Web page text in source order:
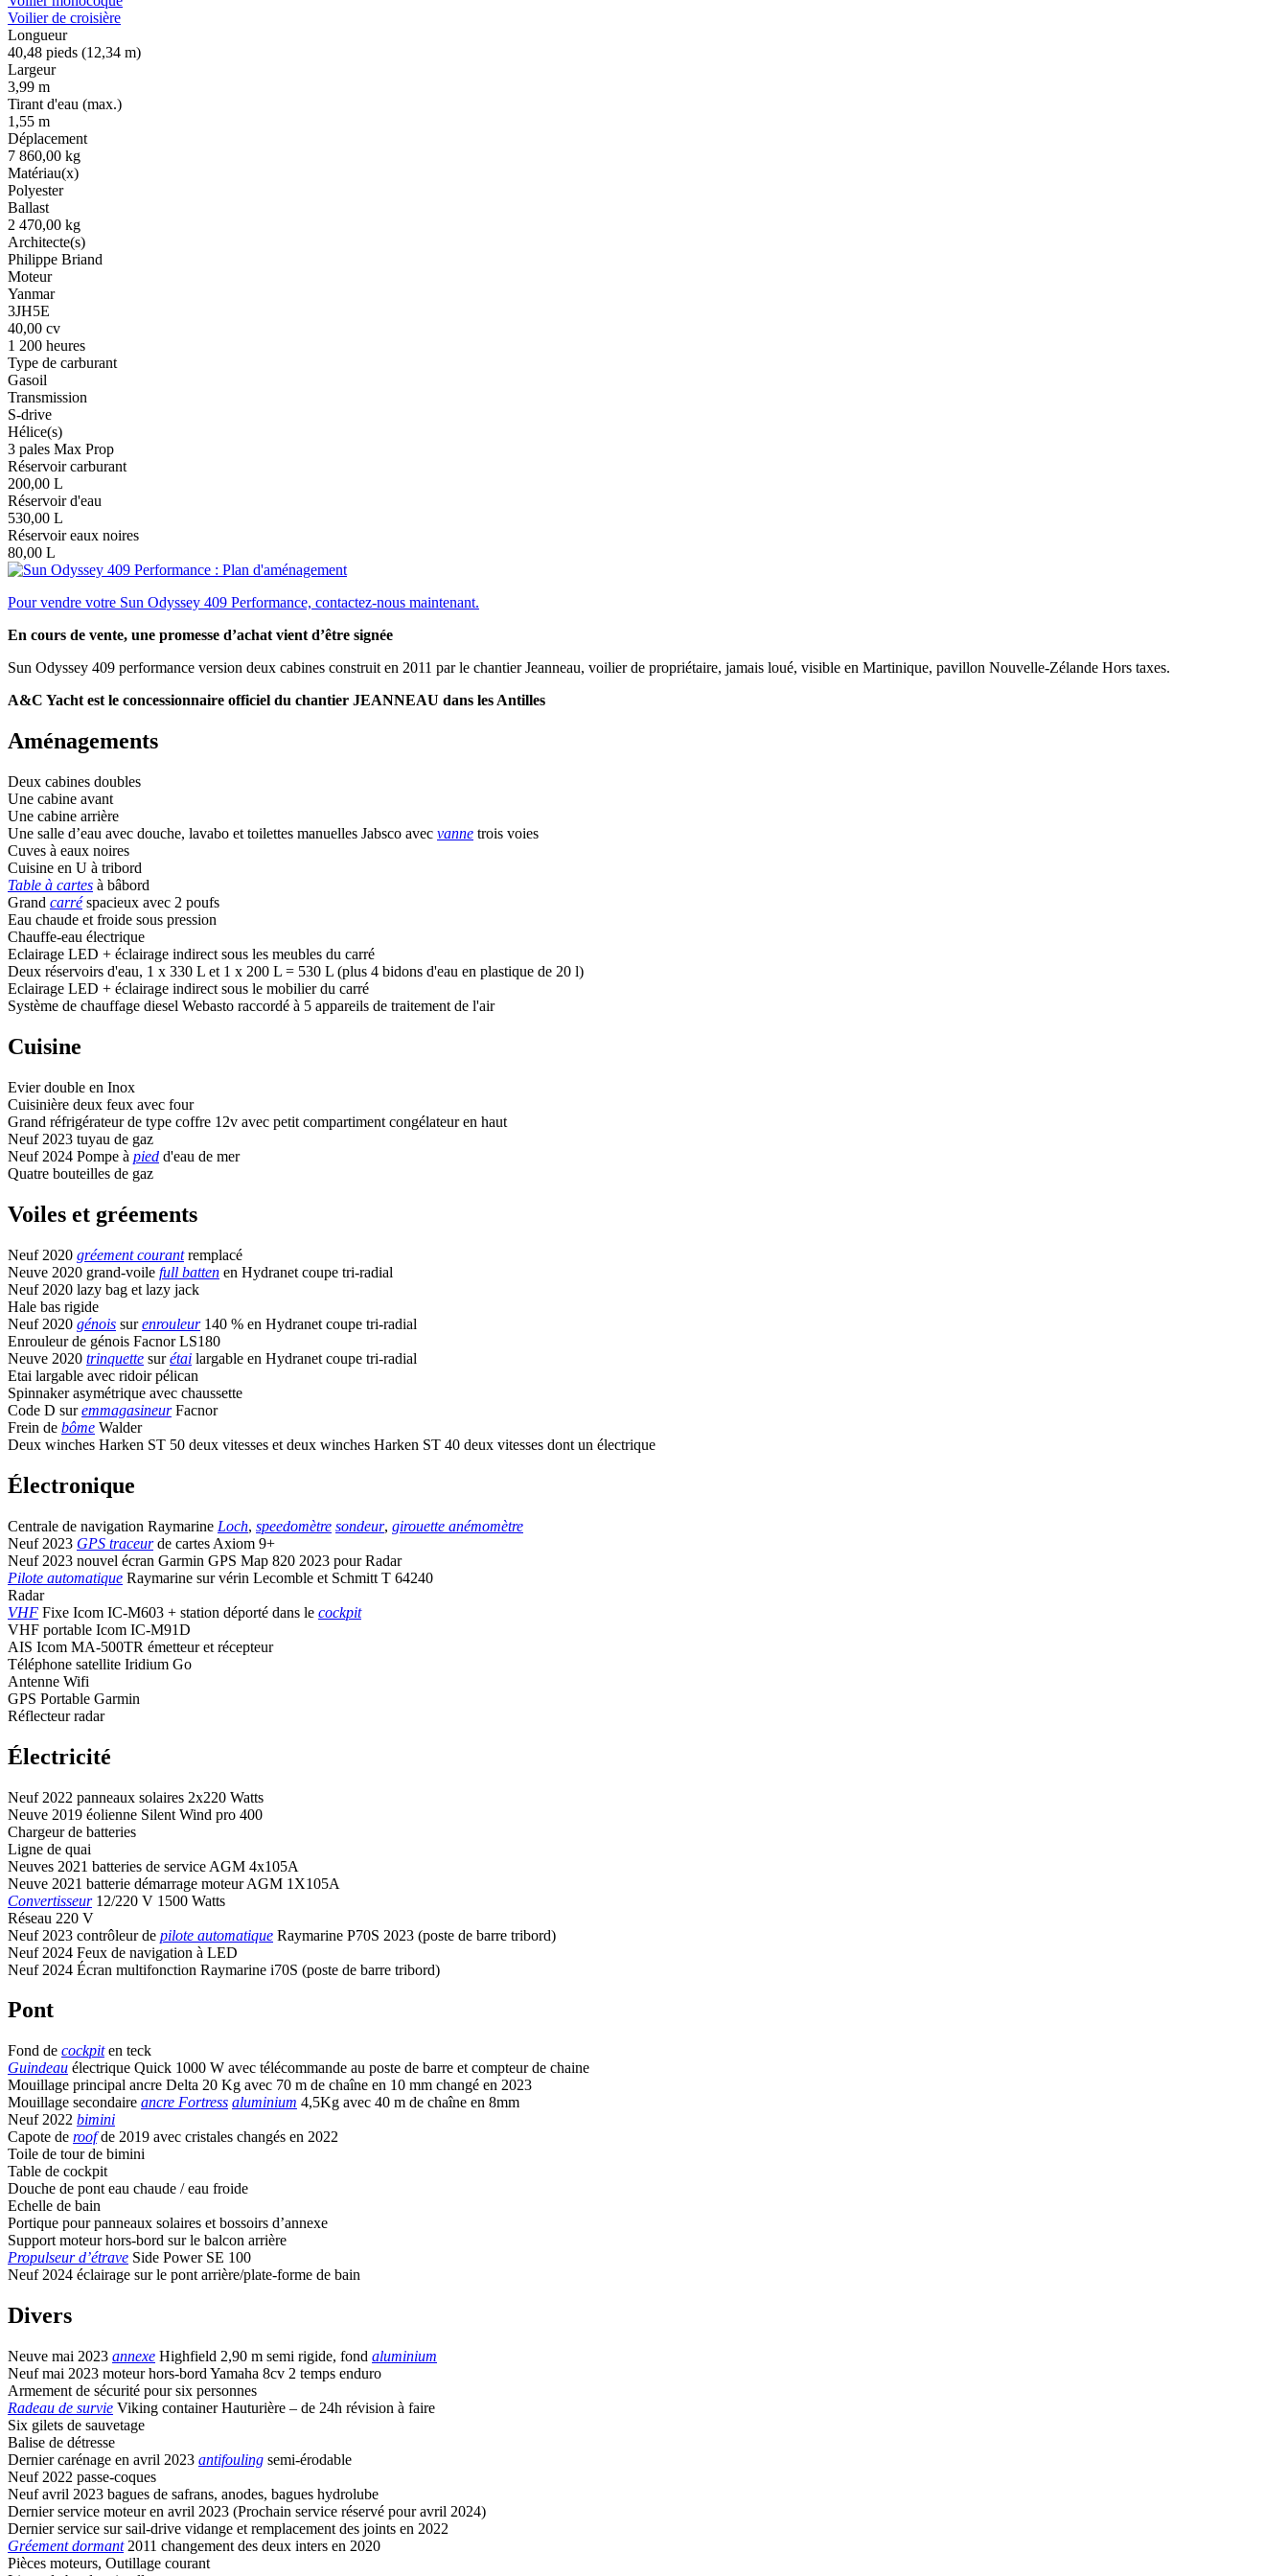
Voilier de croisière
Longueur
40,48 pieds (12,34 m)
Largeur
3,99 m
Tirant d'eau (max.)
1,55 m
Déplacement
7 860,00 kg
Matériau(x)
Polyester
Ballast
2 470,00 kg
Architecte(s)
Philippe Briand
Moteur
Yanmar
3JH5E
40,00 cv
1 200 heures
Type de carburant
Gasoil
Transmission
S-drive
Hélice(s)
3 pales Max Prop
Réservoir carburant
200,00 L
Réservoir d'eau
530,00 L
Réservoir eaux noires
80,00 L
Pour vendre votre Sun Odyssey 409 Performance, contactez-nous maintenant.
En cours de vente, une promesse d’achat vient d’être signée
Sun Odyssey 409 performance version deux cabines construit en 2011 par le chantier Jeanneau, voilier de propriétaire, jamais loué, visible en Martinique, pavillon Nouvelle-Zélande Hors taxes.
A&C Yacht est le concessionnaire officiel du chantier JEANNEAU dans les Antilles
Aménagements
Deux cabines doubles
Une cabine avant
Une cabine arrière
Une salle d’eau avec douche, lavabo et toilettes manuelles Jabsco avec vanne trois voies
Cuves à eaux noires
Cuisine en U à tribord
Table à cartes à bâbord
Grand carréspacieux avec 2 poufs
Eau chaude et froide sous pression
Chauffe-eau électrique
Eclairage LED + éclairage indirect sous les meubles du carré
Deux réservoirs d'eau, 1 x 330 L et 1 x 200 L = 530 L (plus 4 bidons d'eau en plastique de 20 l)
Eclairage LED + éclairage indirect sous le mobilier du carré
Système de chauffage diesel Webasto raccordé à 5 appareils de traitement de l'air
Cuisine
Evier double en Inox
Cuisinière deux feux avec four
Grand réfrigérateur de type coffre 12v avec petit compartiment congélateur en haut
Neuf 2023 tuyau de gaz
Neuf 2024 Pompe à pied d'eau de mer
Quatre bouteilles de gaz
Voiles et gréements
Neuf 2020 gréement courantremplacé
Neuve 2020 grand-voile full batten en Hydranet coupe tri-radial
Neuf 2020 lazy bag et lazy jack
Hale bas rigide
Neuf 2020 génois surenrouleur140 % en Hydranet coupe tri-radial
Enrouleur de génois Facnor LS180
Neuve 2020 trinquette surétai largable en Hydranet coupe tri-radial
Etai largable avec ridoir pélican
Spinnaker asymétrique avec chaussette
Code D suremmagasineurFacnor
Frein de bôme Walder
Deux winches Harken ST 50 deux vitesses et deux winches Harken ST 40 deux vitesses dont un électrique
Électronique
Centrale de navigation Raymarine Loch, speedomètre sondeur, girouette anémomètre
Neuf 2023 GPS traceurde cartes Axiom 9+
Neuf 2023 nouvel écran Garmin GPS Map 820 2023 pour Radar
Pilote automatique Raymarine sur vérin Lecomble et Schmitt T 64240
Radar
VHF Fixe Icom IC-M603 + station déporté dans le cockpit
VHF portable Icom IC-M91D
AIS Icom MA-500TR émetteur et récepteur
Téléphone satellite Iridium Go
Antenne Wifi
GPS Portable Garmin
Réflecteur radar
Électricité
Neuf 2022 panneaux solaires 2x220 Watts
Neuve 2019 éolienne Silent Wind pro 400
Chargeur de batteries
Ligne de quai
Neuves 2021 batteries de service AGM 4x105A
Neuve 2021 batterie démarrage moteur AGM 1X105A
Convertisseur12/220 V 1500 Watts
Réseau 220 V
Neuf 2023 contrôleur de pilote automatique Raymarine P70S 2023 (poste de barre tribord)
Neuf 2024 Feux de navigation à LED
Neuf 2024 Écran multifonction Raymarine i70S (poste de barre tribord)
Pont
Fond de cockpiten teck
Guindeau électrique Quick 1000 W avec télécommande au poste de barre et compteur de chaine
Mouillage principal ancre Delta 20 Kg avec 70 m de chaîne en 10 mm changé en 2023
Mouillage secondaire ancre Fortress aluminium 4,5Kg avec 40 m de chaîne en 8mm
Neuf 2022 bimini
Capote de roofde 2019 avec cristales changés en 2022
Toile de tour de bimini
Table de cockpit
Douche de pont eau chaude / eau froide
Echelle de bain
Portique pour panneaux solaires et bossoirs d’annexe
Support moteur hors-bord sur le balcon arrière
Propulseur d’étrave Side Power SE 100
Neuf 2024 éclairage sur le pont arrière/plate-forme de bain
Divers
Neuve mai 2023 annexe Highfield 2,90 m semi rigide, fond aluminium
Neuf mai 2023 moteur hors-bord Yamaha 8cv 2 temps enduro
Armement de sécurité pour six personnes
Radeau de survie Viking container Hauturière – de 24h révision à faire
Six gilets de sauvetage
Balise de détresse
Dernier carénage en avril 2023 antifouling semi-érodable
Neuf 2022 passe-coques
Neuf avril 2023 bagues de safrans, anodes, bagues hydrolube
Dernier service moteur en avril 2023 (Prochain service réservé pour avril 2024)
Dernier service sur sail-drive vidange et remplacement des joints en 2022
Gréement dormant2011 changement des deux inters en 2020
Pièces moteurs, Outillage courant